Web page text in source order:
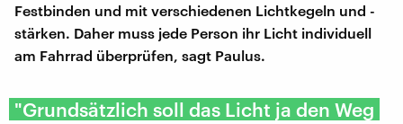
Festbinden und mit verschiedenen Lichtkegeln und -
stärken. Daher muss jede Person ihr Licht individuell
am Fahrrad überprüfen, sagt Paulus.
"Grundsätzlich soll das Licht ja den Weg